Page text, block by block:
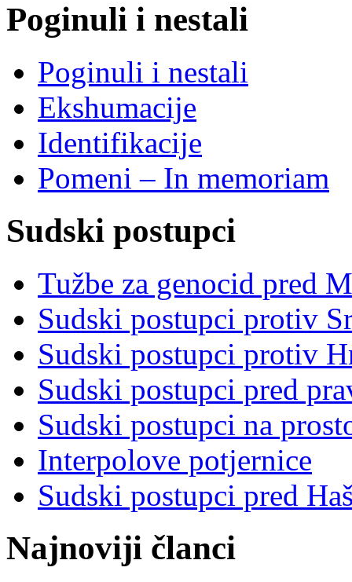
Poginuli i nestali
Poginuli i nestali
Ekshumacije
Identifikacije
Pomeni – In memoriam
Sudski postupci
Tužbe za genocid pred
Sudski postupci protiv
Sudski postupci protiv
Sudski postupci pred
Sudski postupci na
Interpolove potjernice
Sudski postupci pred
Najnoviji članci